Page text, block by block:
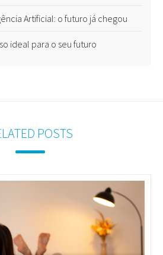
Artificial: o futuro já chegou
ideal para o seu futuro
POSTS